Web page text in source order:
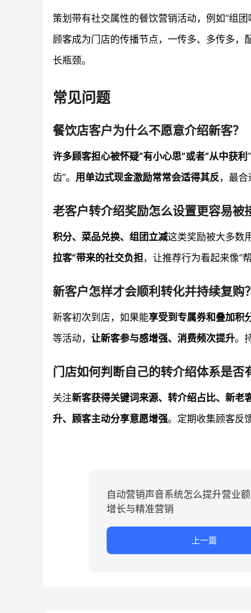
策划带有社交属性的餐饮营销活动，例如“组
顾客成为门店的传播节点，一传多、多传多，
长瓶颈。
常见问题
餐饮店客户为什么不愿意介绍新客？
许多顾客担心被怀疑“有小心思”或者“从中获利
齿”。 用单边式现金激励常常会适得其反，最
老客户转介绍奖励怎么设置更容易被
积分、菜品兑换、组团立减这类奖励被大多数
拉客”带来的社交负担，让推荐行为看起来像“
新客户怎样才会顺利转化并持续复购？
新客初次到店，如果能享受到专属券和叠加积
等活动， 让新客参与感增强、消费频次提升。
门店如何判断自己的转介绍体系是否
关注新客获得关键词来源、转介绍占比、新老
升、顾客主动分享意愿增强。定期收集顾客反
自动营销声音系统怎么提升营业
增长与精准营销
上一篇